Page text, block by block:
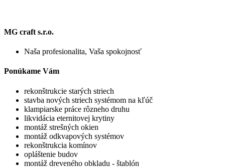
MG craft s.r.o.
Naša profesionalita, Vaša spokojnosť
Ponúkame Vám
rekonštrukcie starých striech
stavba nových striech systémom na kľúč
klampiarske práce rôzneho druhu
likvidácia eternitovej krytiny
montáž strešných okien
montáž odkvapových systémov
rekonštrukcia komínov
opláštenie budov
montáž dreveného obkladu - štablón